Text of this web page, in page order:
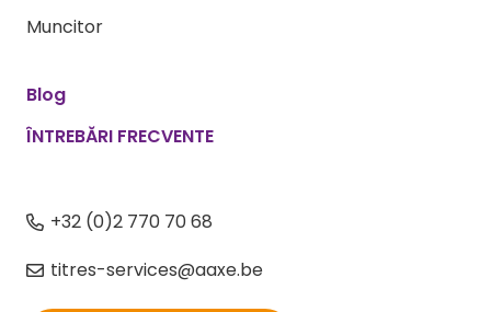
Muncitor
Blog
ÎNTREBĂRI FRECVENTE
+32 (0)2 770 70 68
titres-services@aaxe.be